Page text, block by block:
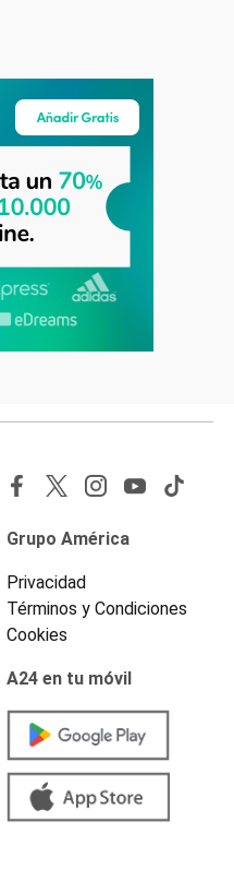
Grupo América
Privacidad
Términos y Condiciones
Cookies
A24 en tu móvil